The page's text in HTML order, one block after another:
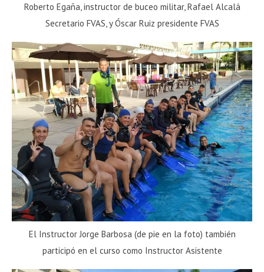
Roberto Egaña, instructor de buceo militar, Rafael Alcalá
Secretario FVAS, y Óscar Ruiz presidente FVAS
El Instructor Jorge Barbosa (de pie en la foto) también
participó en el curso como Instructor Asistente